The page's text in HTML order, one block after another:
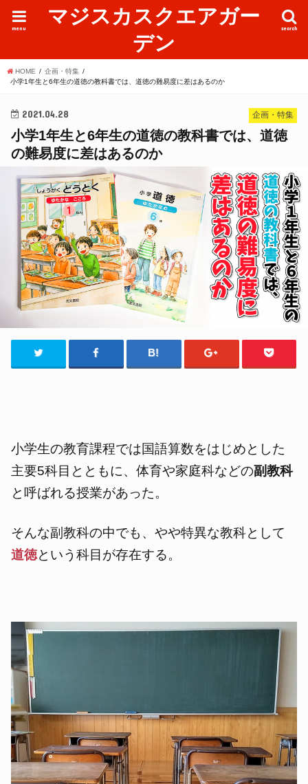
マジスカスクエアガー
デン
search
menu
HOME
企画・特集
小学1年生と6年生の道徳の教科書では、道徳の難易度に差はあるのか
企画・特集
2021.04.28
小学1年生と6年生の道徳の教科書では、道徳
の難易度に差はあるのか
小学生の教育課程では国語算数をはじめとした
主要5科目とともに、体育や家庭科などの副教科
と呼ばれる授業があった。
そんな副教科の中でも、やや特異な教科として
道徳という科目が存在する。